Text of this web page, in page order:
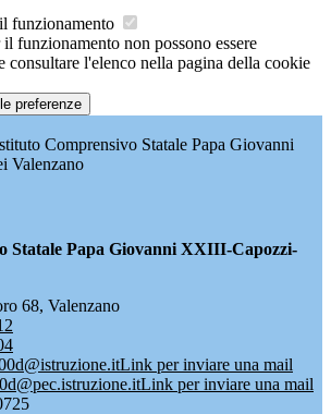
funzionamento
funzionamento non possono essere
consultare l'elenco nella pagina della cookie
preferenze
Comprensivo Statale Papa Giovanni
Valenzano
Statale Papa Giovanni XXIII-Capozzi-
68, Valenzano
Link per inviare una mail
Link per inviare una mail